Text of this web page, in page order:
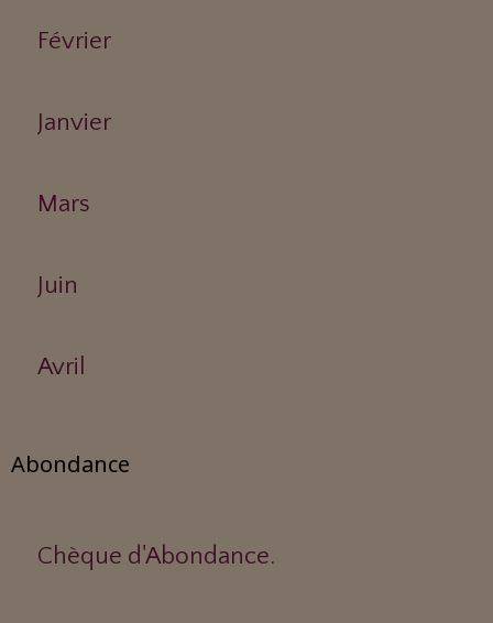
Février
Janvier
Mars
Juin
Avril
Abondance
Chèque d'Abondance.